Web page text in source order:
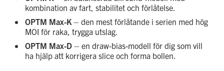
kombination av fart, stabilitet och förlåtelse.
OPTM Max-K– den mest förlåtande i serien med hög
MOI för raka, trygga utslag.
OPTM Max-D– en draw-bias-modell för dig som vill
ha hjälp att korrigera slice och forma bollen.